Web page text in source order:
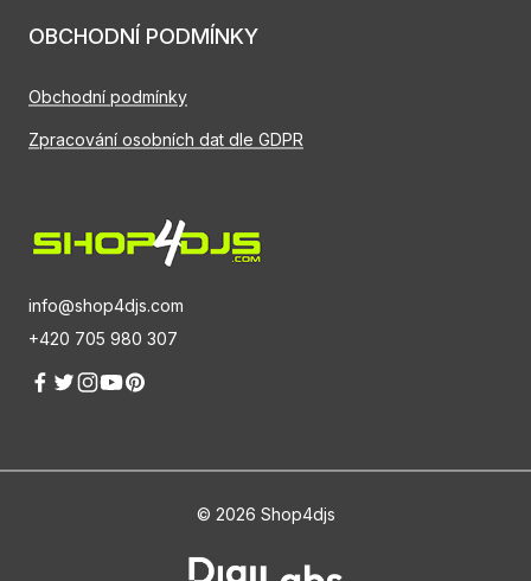
info@shop4djs.com
+420 705 980 307
OBCHODNÍ PODMÍNKY
Obchodní podmínky
Zpracování osobních dat dle GDPR
© 2026 Shop4djs